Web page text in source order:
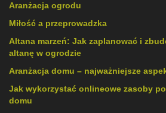
Aranżacja ogrodu
Miłość a przeprowadzka
Altana marzeń: Jak zaplanować i
altanę w ogrodzie
Aranżacja domu – najważniejsze
Jak wykorzystać onlineowe zasoby
domu